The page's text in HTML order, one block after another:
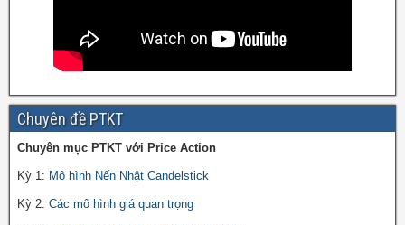
Chuyên đề PTKT
Chuyên mục PTKT với Price Action
Kỳ 1: Mô hình Nến Nhật Candelstick
Kỳ 2: Các mô hình giá quan trọng